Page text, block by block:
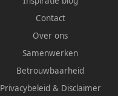
Contact
Over ons
Samenwerken
Betrouwbaarheid
Privacybeleid & Disclaimer